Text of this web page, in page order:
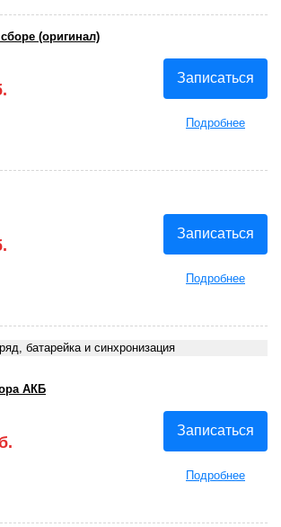
Записаться
Подробнее
(оригинал)
Записаться
Подробнее
батарейка и синхронизация
Записаться
Подробнее
АКБ